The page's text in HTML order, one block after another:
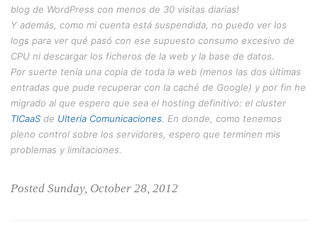
blog de WordPress con menos de 30 visitas diarias!
Y además, como mi cuenta está suspendida, no puedo ver los
logs para ver qué pasó con ese supuesto consumo excesivo de
CPU ni descargar los ficheros de la web y la base de datos.
Por suerte tenía una copia de toda la web (menos las dos últimas
entradas que pude recuperar con la caché de Google) y por fin he
migrado al que espero que sea el hosting definitivo: el cluster
TICaaS de Ulteria Comunicaciones. En donde, como tenemos
pleno control sobre los servidores, espero que terminen mis
problemas y limitaciones.
Posted Sunday, October 28, 2012